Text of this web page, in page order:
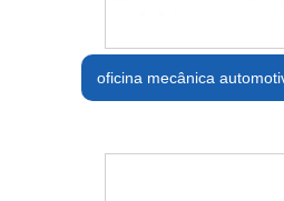
oficina mecânica